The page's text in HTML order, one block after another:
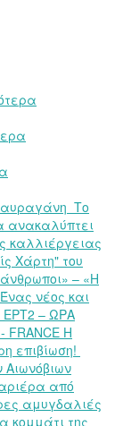
Το
ανακαλύπτει
καλλιέργειας
Χάρτη" του
– «Η
νέος και
ΕΡΤ2 – ΩΡΑ
FRANCE Η
επιβίωση!
από
αμυγδαλιές
κομμάτι της